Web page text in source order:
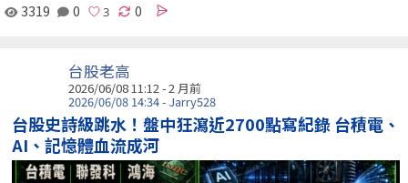
3319 0 0
台股老高
2026/06/08 11:12 - 2 月前
2026/06/08 14:34 - Jarry528
台股史詩級跳水！盤中狂瀉近2700點寫紀錄 台積電、
AI、記憶體血流成河